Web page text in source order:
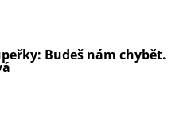
Budeš nám chybět.